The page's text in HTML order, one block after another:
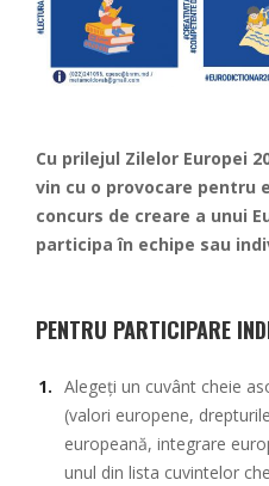
Cu prilejul Zilelor Europei
vin cu o provocare pentru
concurs de creare a unui
participa în echipe sau
PENTRU PARTICIPARE
Alegeți un cuvânt cheie
(valori europene,
europeană, integrare
unul din lista cuvintelor